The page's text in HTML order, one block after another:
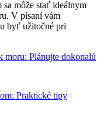
môže stať ideálnym
V písaní vám
byť užitočné pri
moru: Plánujte dokonalú